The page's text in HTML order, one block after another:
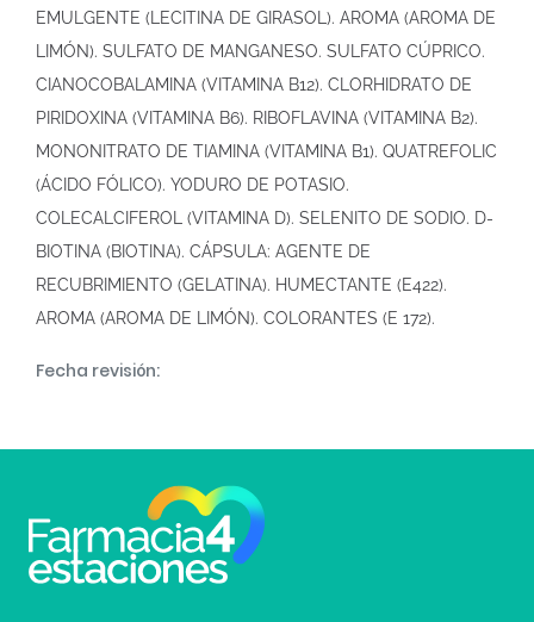
EMULGENTE (LECITINA DE GIRASOL). AROMA (AROMA DE
LIMÓN). SULFATO DE MANGANESO. SULFATO CÚPRICO.
CIANOCOBALAMINA (VITAMINA B12). CLORHIDRATO DE
PIRIDOXINA (VITAMINA B6). RIBOFLAVINA (VITAMINA B2).
MONONITRATO DE TIAMINA (VITAMINA B1). QUATREFOLIC
(ÁCIDO FÓLICO). YODURO DE POTASIO.
COLECALCIFEROL (VITAMINA D). SELENITO DE SODIO. D-
BIOTINA (BIOTINA). CÁPSULA: AGENTE DE
RECUBRIMIENTO (GELATINA). HUMECTANTE (E422).
AROMA (AROMA DE LIMÓN). COLORANTES (E 172).
Fecha revisión: